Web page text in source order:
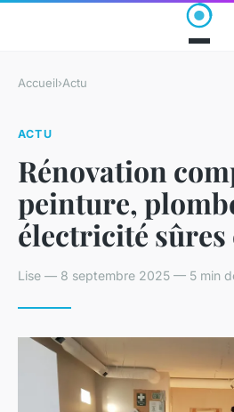
Accueil›Actu
ACTU
Rénovation
peinture,
électricité sûres
Lise — 8 septembre 2025 — 5 min